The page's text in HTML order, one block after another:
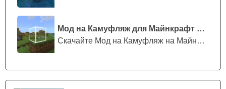
Мод на Камуфляж для Майнкрафт ПЕ
Скачайте Мод на Камуфляж на Майнкрафт...